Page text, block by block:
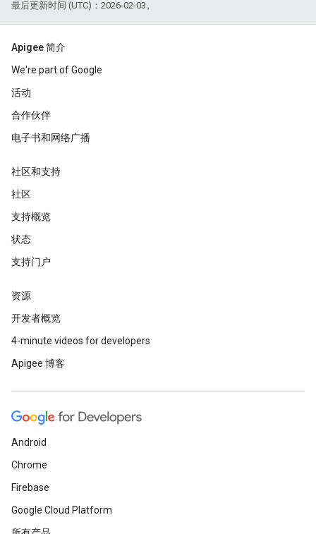
最后更新时间 (UTC)：2026-02-03。
Apigee 简介
We're part of Google
活动
合作伙伴
电子书和网络广播
社区和支持
社区
支持概览
状态
支持门户
资源
开发者概览
4-minute videos for developers
Apigee 博客
Android
Chrome
Firebase
Google Cloud Platform